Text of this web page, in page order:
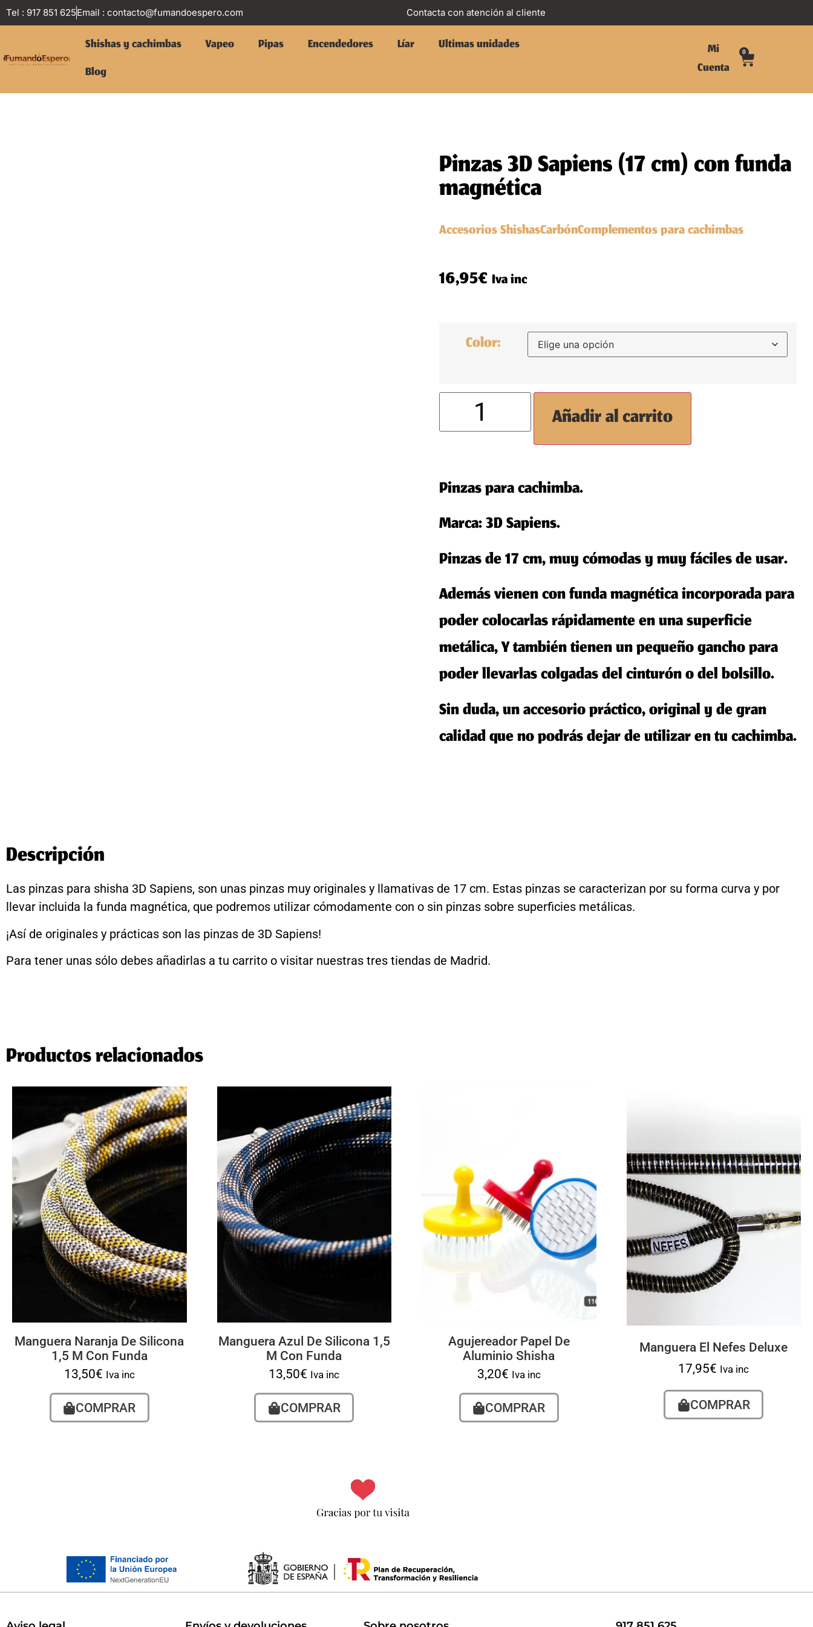
Tel : 917 851 625Email : contacto@fumandoespero.com Contacta con atención al cliente
Shishas y cachimbas Vapeo Pipas Encendedores Líar
Ultimas unidades
Blog
Mi
Cuenta
0
Pinzas 3D Sapiens (17 cm) con funda
magnética
Accesorios ShishasCarbónComplementos para cachimbas
16,95€Iva inc
Color:
Añadir al carrito
Pinzas para cachimba.
Marca:3D Sapiens.
Pinzas de 17 cm, muy cómodas y muy fáciles de usar.
Además vienencon funda magnética incorporadapara
poder colocarlas rápidamente en una superficie
metálica, Y también tienen un pequeño gancho para
poder llevarlas colgadas del cinturón o del bolsillo.
Sin duda, unaccesorio práctico, original y de gran
calidadque no podrás dejar de utilizar en tucachimba.
Descripción
Las pinzas para shisha 3D Sapiens, son unas pinzas muy originales y llamativas de 17 cm. Estas pinzas se caracterizan por su forma curva y por
llevar incluida la funda magnética, que podremos utilizar cómodamente con o sin pinzas sobre superficies metálicas.
¡Así de originales y prácticas son las pinzas de 3D Sapiens!
Para tener unas sólo debes añadirlas a tu carrito o visitar nuestras tres tiendas de Madrid.
Productos relacionados
Manguera Naranja De Silicona
1,5 M Con Funda
13,50€ Iva inc
COMPRAR
Manguera Azul De Silicona 1,5
M Con Funda
13,50€ Iva inc
COMPRAR
Agujereador Papel De
Aluminio Shisha
3,20€ Iva inc
COMPRAR
Manguera El Nefes Deluxe
17,95€ Iva inc
COMPRAR